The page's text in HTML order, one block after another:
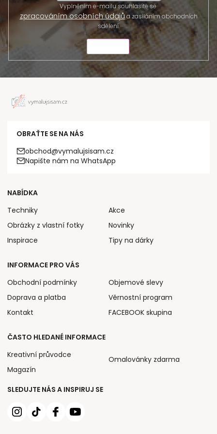
Vyplněním e-mailu souhlasíte se
zpracováním osobních údajůa zasíláním obchodních
sdělení.
OBRAŤTE SE NA NÁS
obchod@vymalujsisam.cz
Napište nám na WhatsApp
SLEDUJTE NÁS A INSPIRUJ SE
NABÍDKA
Techniky
Obrázky z vlastní fotky
Inspirace
Akce
Novinky
Tipy na dárky
INFORMACE PRO VÁS
Obchodní podmínky
Doprava a platba
Kontakt
Objemové slevy
Věrnostní program
FACEBOOK skupina
ČASTO HLEDANÉ INFORMACE
Kreativní průvodce
Magazín
Omalovánky zdarma